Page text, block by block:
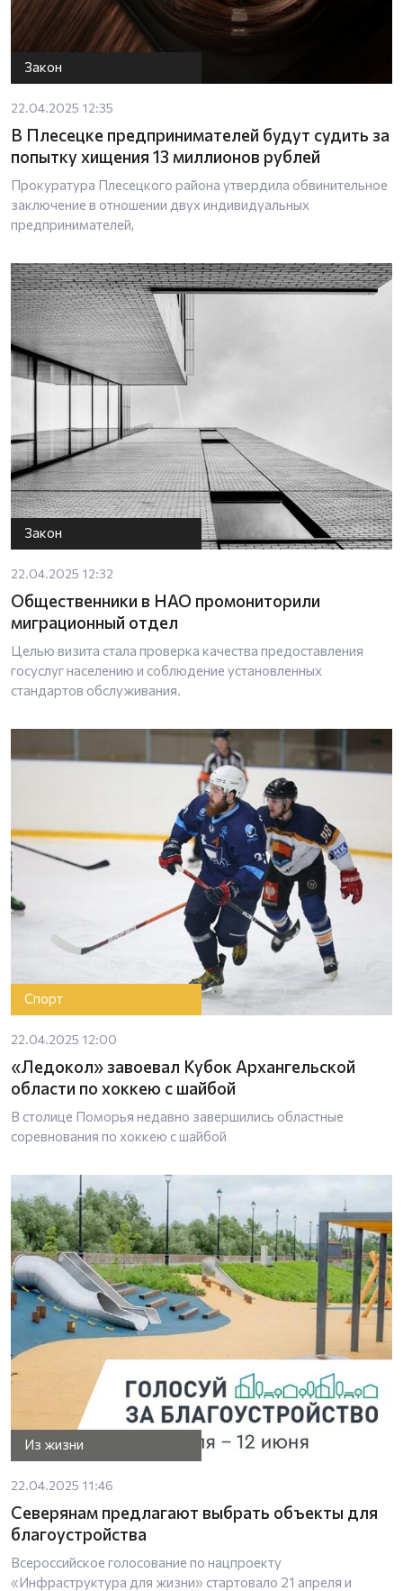
Закон
22.04.2025 12:35
В Плесецке предпринимателей будут судить за
попытку хищения 13 миллионов рублей
Прокуратура Плесецкого района утвердила обвинительное
заключение в отношении двух индивидуальных
предпринимателей,
Закон
22.04.2025 12:32
Общественники в НАО промониторили
миграционный отдел
Целью визита стала проверка качества предоставления
госуслуг населению и соблюдение установленных
стандартов обслуживания.
Спорт
22.04.2025 12:00
«Ледокол» завоевал Кубок Архангельской
области по хоккею с шайбой
В столице Поморья недавно завершились областные
соревнования по хоккею с шайбой
Из жизни
22.04.2025 11:46
Северянам предлагают выбрать объекты для
благоустройства
Всероссийское голосование по нацпроекту
«Инфраструктура для жизни» стартовало 21 апреля и